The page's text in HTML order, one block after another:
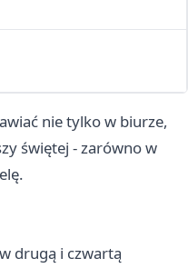
nie tylko w biurze,
świętej - zarówno w
drugą i czwartą